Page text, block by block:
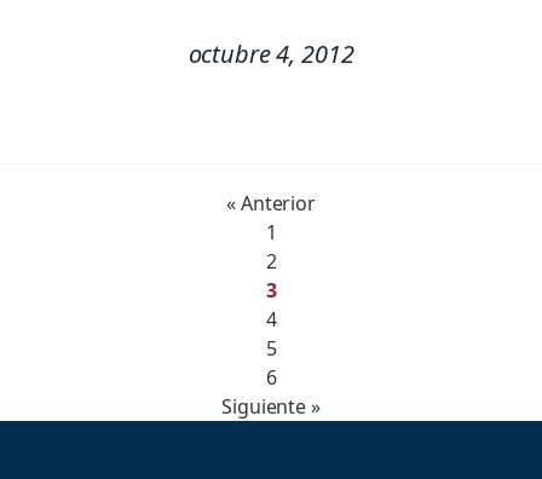
octubre 4, 2012
« Anterior
1
2
3
4
5
6
Siguiente »